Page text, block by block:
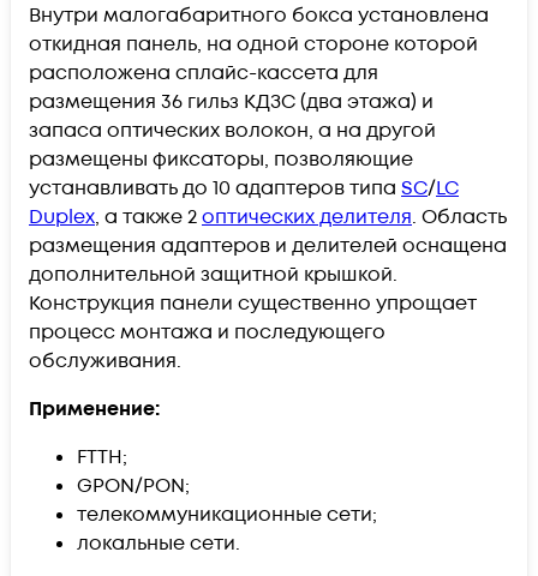
Внутри малогабаритного бокса установлена
откидная панель, на одной стороне которой
расположена сплайс-кассета для
размещения 36 гильз КДЗС (два этажа) и
запаса оптических волокон, а на другой
размещены фиксаторы, позволяющие
устанавливать до 10 адаптеровтипа SC/LC
Duplex, а также 2оптических делителя. Область
размещения адаптеров и делителей оснащена
дополнительной защитной крышкой.
Конструкция панели существенно упрощает
процесс монтажа и последующего
обслуживания.
Применение:
FTTH;
GPON/PON;
телекоммуникационные сети;
локальные сети.